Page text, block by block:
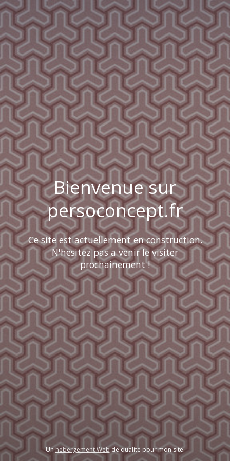
Bienvenue sur
persoconcept.fr
Ce site est actuellement en construction.
N'hesitez pas a venir le visiter
prochainement !
Unhébergement Webde qualité pour mon site.